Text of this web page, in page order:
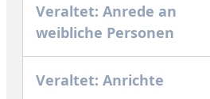
Veraltet: Anrede an
weibliche Personen
Veraltet: Anrichte